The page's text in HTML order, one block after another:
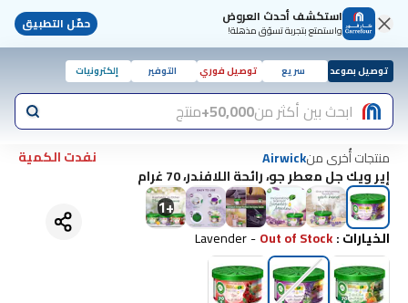
استكشف أحدث العروض
واستمتع بتجربة تسوّق مذهلة! حمّل التطبيق
توصيل بموعد سريع توصيل فوري التوفير إلكترونيات
ابحث بين أكثر من50,000+ منتج
منتجات أُخرى منAirwick
نفدت الكمية
إير ويك جل معطر جو، رائحة اللافندر، 70 غرام
+
1
الخيارات:
Lavender-Out of Stock